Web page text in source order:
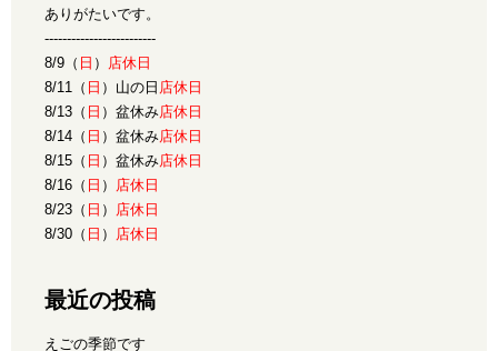
ありがたいです。
-------------------------
8/9（ 日 ） 店休日
8/11（ 日 ）山の日 店休日
8/13（ 日 ）盆休み店休日
8/14（ 日 ）盆休み店休日
8/15（ 日 ）盆休み店休日
8/16（ 日 ） 店休日
8/23（ 日 ） 店休日
8/30（ 日 ） 店休日
最近の投稿
えごの季節です